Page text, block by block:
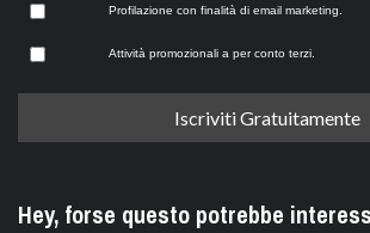
Profilazione con finalità di email marketing.
Attività promozionali a per conto terzi.
Hey, forse questo potrebbe